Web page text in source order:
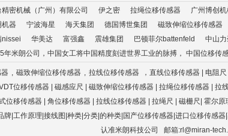
精密机械（广州）有限公司 伊之密 拉绳位移传感器 广州博创
机器
宁波海星 海天集团 德国博世集团 磁致伸缩位移传感器
nissei
华美达 富强鑫 震雄集团 巴顿菲尔battenfeld 中山力
年米朗公司，中国女工将中国精度刻进世界工业的脉搏， 中国位移传
, 磁致伸缩位移传感器 , 拉线位移传感器 ，直线位移传感器 | 电阻
位移传感器 | 磁感应尺 | 磁致伸缩位移传感器 | 拉绳位移传感器 | 拉
位移传感器| 角位移传感器 | 拉线位移传感器 | 拉绳尺 | 磁栅尺 | 霍尔
牌 工作原理 |接线图|种类|分类|的种类|国产位移传感器|进口位移传感
认准米朗科技公司
邮箱:rl@miran-